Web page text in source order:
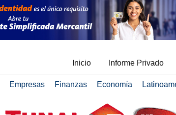
Inicio Informe Privado
Empresas Finanzas Economía